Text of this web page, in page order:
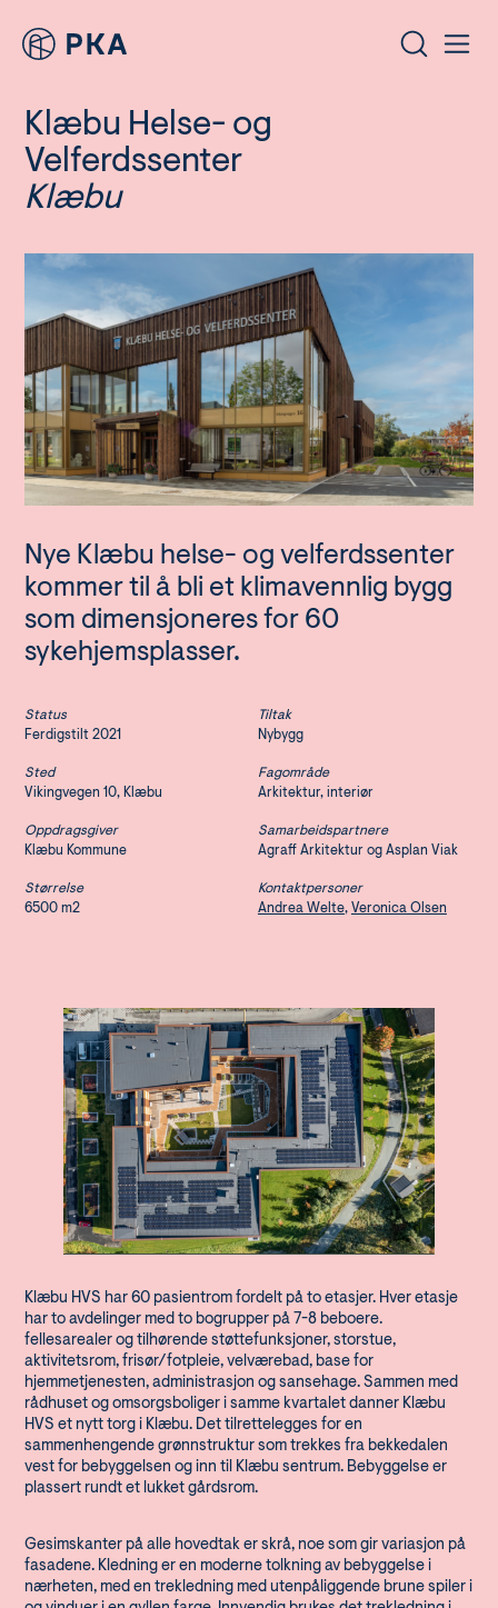
Klæbu Helse- og
Velferdssenter
Klæbu
Nye Klæbu helse- og velferdssenter
kommer til å bli et klimavennlig bygg
som dimensjoneres for 60
sykehjemsplasser.
Status
Ferdigstilt 2021
Sted
Vikingvegen 10, Klæbu
Oppdragsgiver
Klæbu Kommune
Størrelse
6500 m2
Tiltak
Nybygg
Fagområde
Arkitektur, interiør
Samarbeidspartnere
Agraff Arkitektur og Asplan Viak
Kontaktpersoner
Andrea Welte, Veronica Olsen
Klæbu HVS har 60 pasientrom fordelt på to etasjer. Hver etasje
har to avdelinger med to bogrupper på 7-8 beboere.
fellesarealer og tilhørende støttefunksjoner, storstue,
aktivitetsrom, frisør/fotpleie, velværebad, base for
hjemmetjenesten, administrasjon og sansehage. Sammen med
rådhuset og omsorgsboliger i samme kvartalet danner Klæbu
HVS et nytt torg i Klæbu. Det tilrettelegges for en
sammenhengende grønnstruktur som trekkes fra bekkedalen
vest for bebyggelsen og inn til Klæbu sentrum. Bebyggelse er
plassert rundt et lukket gårdsrom.
Gesimskanter på alle hovedtak er skrå, noe som gir variasjon på
fasadene. Kledning er en moderne tolkning av bebyggelse i
nærheten, med en trekledning med utenpåliggende brune spiler i